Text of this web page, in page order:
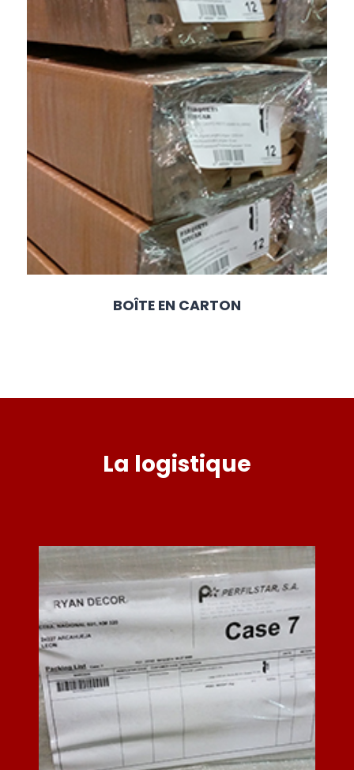
BOÎTE EN CARTON
La logistique